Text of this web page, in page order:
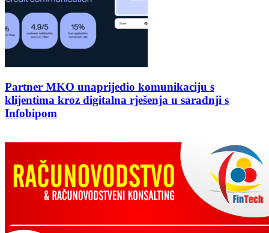
Partner MKO unaprijedio komunikaciju s
klijentima kroz digitalna rješenja u saradnji s
Infobipom